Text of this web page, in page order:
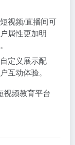
视频/直播间可
属性更加明
定义展示配
互动体验。